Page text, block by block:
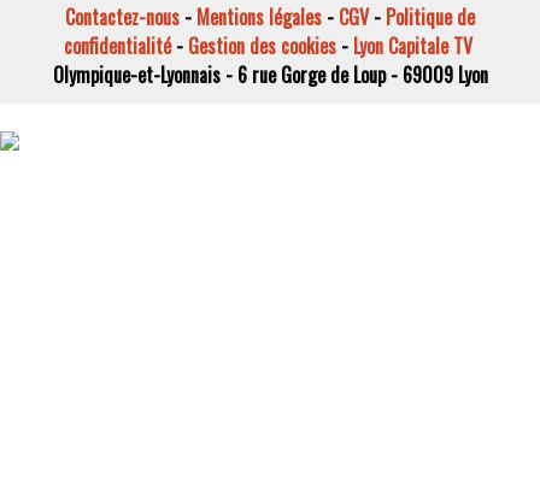
Contactez-nous - Mentions légales - CGV- Politique de
confidentialité- Gestion des cookies- Lyon Capitale TV
Olympique-et-Lyonnais - 6 rue Gorge de Loup - 69009 Lyon